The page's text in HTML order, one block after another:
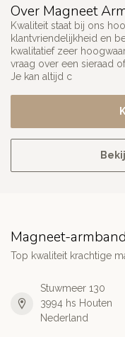
Over Magneet
Kwaliteit staat bij ons
klantvriendelijkheid en
kwalitatief zeer
vraag over een sieraad
Je kan altijd c
Magneet-
Top kwaliteit krachtige
Stuwmeer 130
3994 hs Houten
Nederland